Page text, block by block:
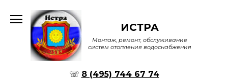
содержанию
ИСТРА
Монтаж, ремонт, обслуживание
систем отопления водоснабжения
☏ 8 (495) 744 67 74